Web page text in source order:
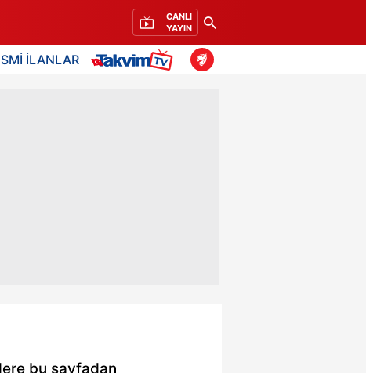
CANLI
YAYIN
İLANLAR
bu sayfadan